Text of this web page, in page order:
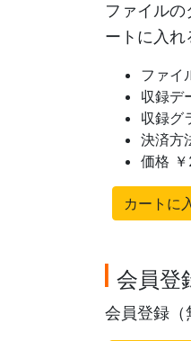
ファイル
ートに入れ
ファイ
収録デ
収録グ
決済方
価格
カートに
会員登
会員登録（